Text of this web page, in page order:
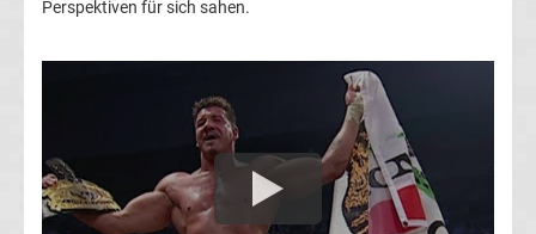
Bundesliga
Erg.
Perspektiven für sich sahen.